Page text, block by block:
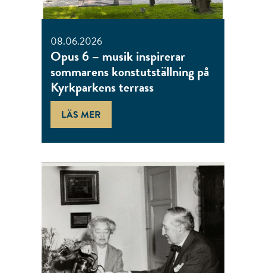
08.06.2026
Opus 6 – musik inspirerar
sommarens konstutställning på
Kyrkparkens terrass
LÄS MER